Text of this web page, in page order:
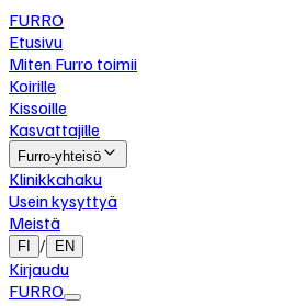
FURRO
Etusivu
Miten Furro toimii
Koirille
Kissoille
Kasvattajille
Furro-yhteisö
Klinikkahaku
Usein kysyttyä
Meistä
FI / EN
Kirjaudu
FURRO